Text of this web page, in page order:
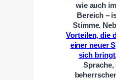
wie auch
Bereich –
Stimme.
Vorteilen, die
einer neuer
sich bringt
Sprache,